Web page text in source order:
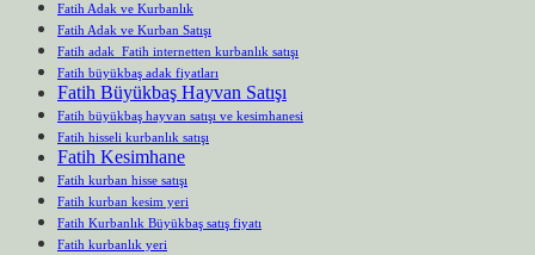
Fatih Adak ve Kurbanlık
Fatih Adak ve Kurban Satışı
Fatih adak Fatih internetten kurbanlık satışı
Fatih büyükbaş adak fiyatları
Fatih Büyükbaş Hayvan Satışı
Fatih büyükbaş hayvan satışı ve kesimhanesi
Fatih hisseli kurbanlık satışı
Fatih Kesimhane
Fatih kurban hisse satışı
Fatih kurban kesim yeri
Fatih Kurbanlık Büyükbaş satış fiyatı
Fatih kurbanlık yeri